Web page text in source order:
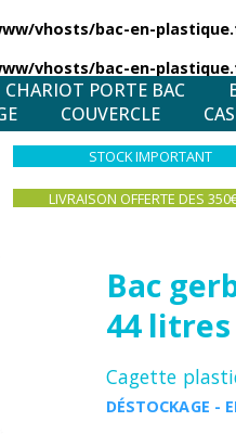
vhosts/bac-en-
vhosts/bac-en-
CHARIOT PORTE BAC
COUVERCLE
STOCK IMPORTANT
LIVRAISON OFFERTE DES
Bac
44 litres
Cagette
DÉSTOCKAGE -